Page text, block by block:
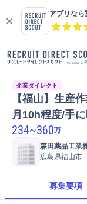
アプリなら
企業ダイレクト
【福山】生産
月10h程度/手に
234~360万
森田薬品工業
広島県福山市
募集要項